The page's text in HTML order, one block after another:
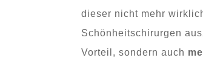
dieser nicht mehr
Schönheitschirurgen
Vorteil, sondern auch